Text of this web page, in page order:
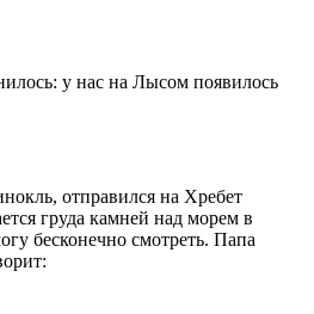
у нас на Лысом появилось
отправился на Хребет
груда камней над морем в
бесконечно смотреть. Папа